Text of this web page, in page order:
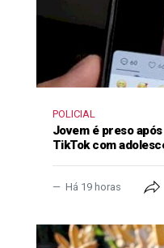
POLICIAL
Jovem é preso
TikTok com
Há 19 horas